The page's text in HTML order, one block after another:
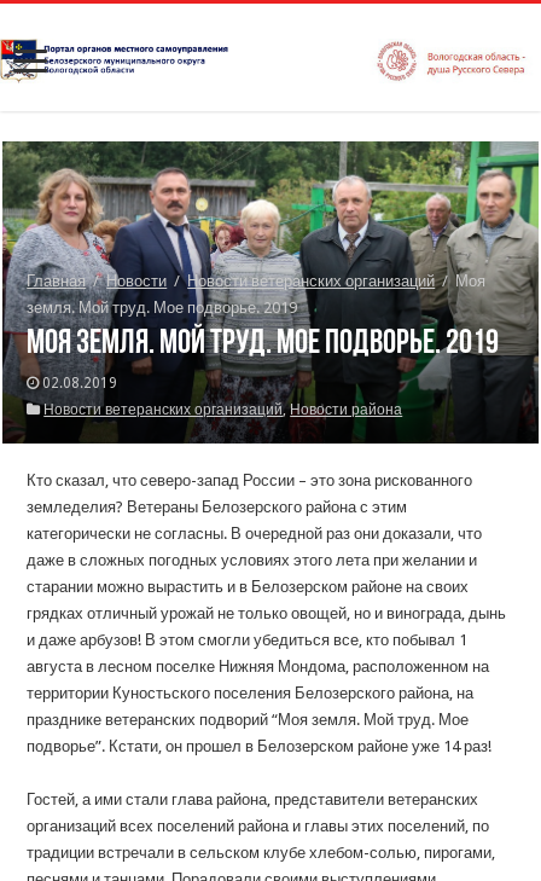
Главная / Новости / Новости ветеранских организаций / Моя
земля. Мой труд. Мое подворье. 2019
Моя земля. Мой труд. Мое подворье. 2019
02.08.2019
Новости ветеранских организаций,Новости района
Кто сказал, что северо-запад России – это зона рискованного
земледелия? Ветераны Белозерского района с этим
категорически не согласны. В очередной раз они доказали, что
даже в сложных погодных условиях этого лета при желании и
старании можно вырастить и в Белозерском районе на своих
грядках отличный урожай не только овощей, но и винограда, дынь
и даже арбузов! В этом смогли убедиться все, кто побывал 1
августа в лесном поселке Нижняя Мондома, расположенном на
территории Куностьского поселения Белозерского района, на
празднике ветеранских подворий “Моя земля. Мой труд. Мое
подворье”. Кстати, он прошел в Белозерском районе уже 14 раз!
Гостей, а ими стали глава района, представители ветеранских
организаций всех поселений района и главы этих поселений, по
традиции встречали в сельском клубе хлебом-солью, пирогами,